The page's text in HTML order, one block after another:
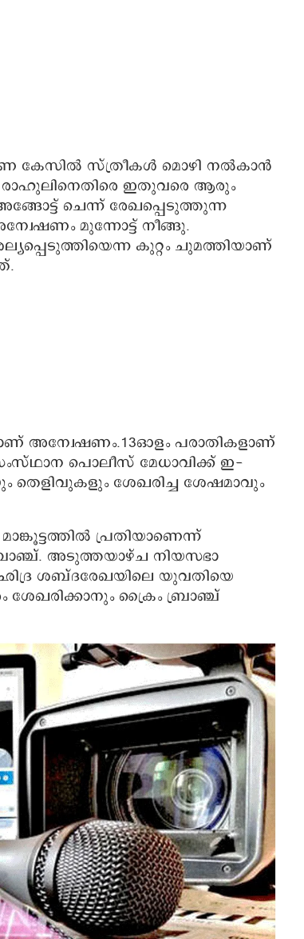
കേസിൽ സ്ത്രീകൾ മൊഴി നൽകാൻ
രാഹുലിനെതിരെ ഇതുവരെ ആരും
ചെന്ന് രേഖപ്പെടുത്തുന്ന
മുന്നോട്ട് നീങ്ങു.
കുറ്റം ചുമത്തിയാണ്
അന്വേഷണം.13ഓളം പരാതികളാണ്
പൊലീസ് മേധാവിക്ക് ഇ-
തെളിവുകളും ശേഖരിച്ച ശേഷമാവും
പ്രതിയാണെന്ന്
അടുത്തയാഴ്ച നിയസഭാ
ശബ്ദരേഖയിലെ യുവതിയെ
ശേഖരിക്കാനും ക്രൈം ബ്രാഞ്ച്